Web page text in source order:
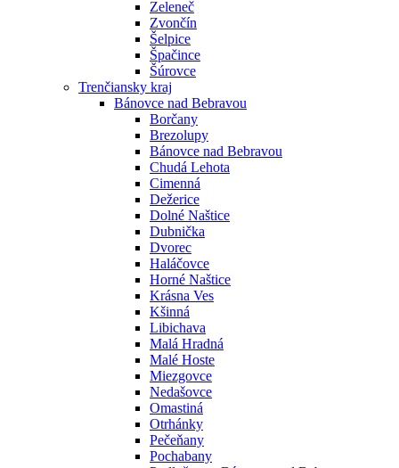
Zeleneč
Zvončín
Šelpice
Špačince
Šúrovce
Trenčiansky kraj
Bánovce nad Bebravou
Borčany
Brezolupy
Bánovce nad Bebravou
Chudá Lehota
Cimenná
Dežerice
Dolné Naštice
Dubnička
Dvorec
Haláčovce
Horné Naštice
Krásna Ves
Kšinná
Libichava
Malá Hradná
Malé Hoste
Miezgovce
Nedašovce
Omastiná
Otrhánky
Pečeňany
Pochabany